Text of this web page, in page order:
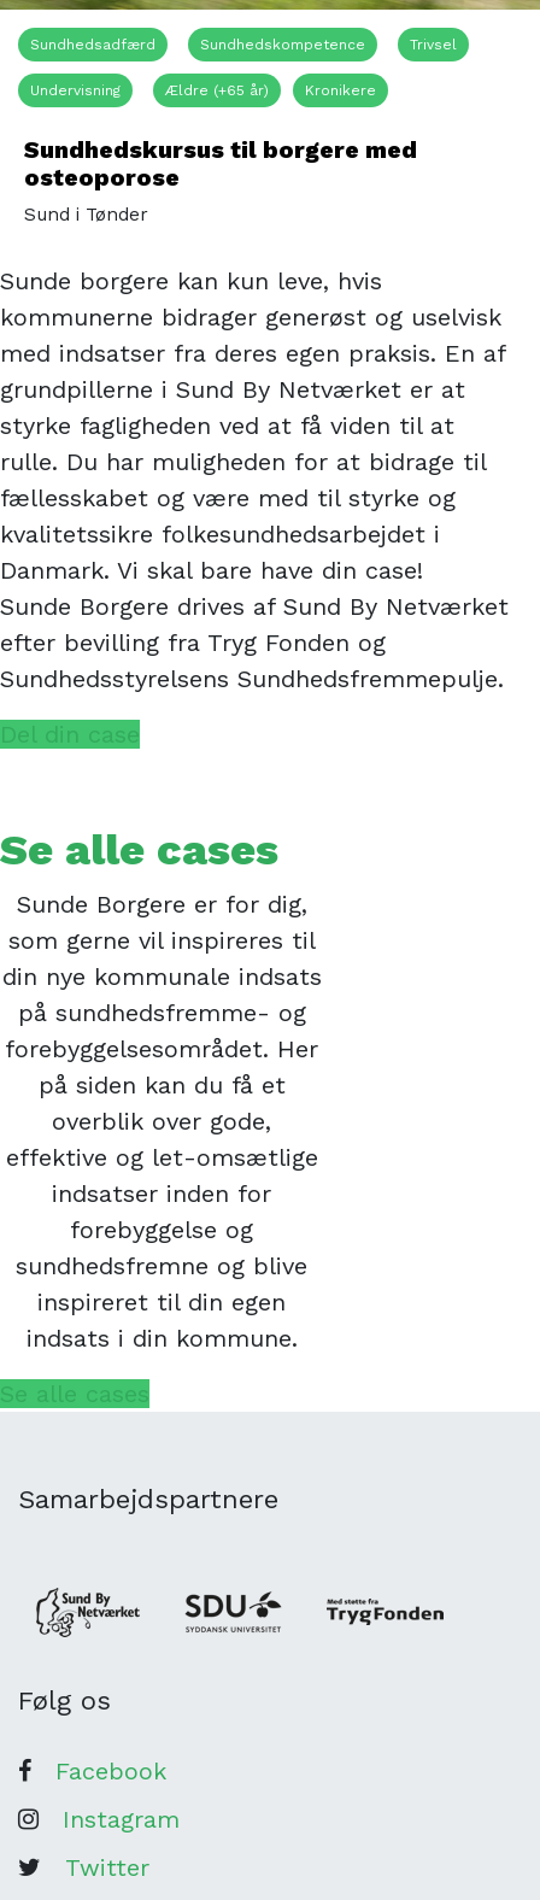
Sundhedsadfærd Sundhedskompetence Trivsel
Undervisning Ældre (+65 år) Kronikere
Sundhedskursus til borgere med
osteoporose
Sund i Tønder
Sunde borgere kan kun leve, hvis
kommunerne bidrager generøst og uselvisk
med indsatser fra deres egen praksis. En af
grundpillerne i Sund By Netværket er at
styrke fagligheden ved at få viden til at
rulle. Du har muligheden for at bidrage til
fællesskabet og være med til styrke og
kvalitetssikre folkesundhedsarbejdet i
Danmark. Vi skal bare have din case!
Sunde Borgere drives af Sund By Netværket
efter bevilling fra Tryg Fonden og
Sundhedsstyrelsens Sundhedsfremmepulje.
Del din case
Se alle cases
Sunde Borgere er for dig,
som gerne vil inspireres til
din nye kommunale indsats
på sundhedsfremme- og
forebyggelsesområdet. Her
på siden kan du få et
overblik over gode,
effektive og let-omsætlige
indsatser inden for
forebyggelse og
sundhedsfremne og blive
inspireret til din egen
indsats i din kommune.
Se alle cases
Samarbejdspartnere
Følg os
Facebook
Instagram
Twitter